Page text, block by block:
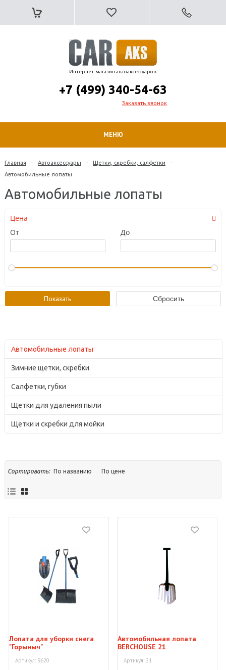
Интернет-магазин автоаксессуаров
+7 (499) 340-54-63
Заказать звонок
МЕНЮ
Главная - Автоаксессуары - Щетки, скребки, салфетки
-
Автомобильные лопаты
Автомобильные лопаты
Цена
От
До
Автомобильные лопаты
Зимние щетки, скребки
Салфетки, губки
Щетки для удаления пыли
Щетки и скребки для мойки
Сортировать: По названию По цене
Лопата для уборки снега
"Горыныч"
Артикул: 9620
Автомобильная лопата
BERCHOUSE 21
Артикул: 21